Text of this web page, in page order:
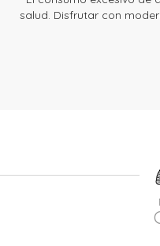
salud. Disfrutar con